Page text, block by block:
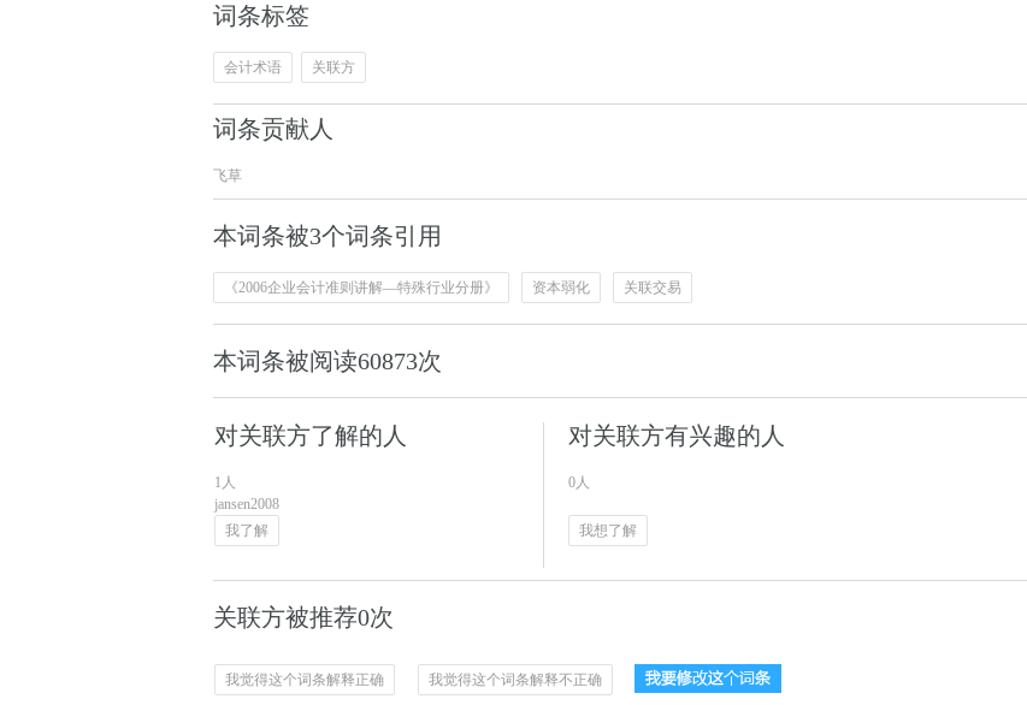
词条标签
会计术语 关联方
词条贡献人
飞草
本词条被3个词条引用
《2006企业会计准则讲解—特殊行业分册》 资本弱化 关联交易
本词条被阅读60873次
对关联方了解的人
1人
jansen2008
我了解
对关联方有兴趣的人
0人
我想了解
关联方被推荐0次
我觉得这个词条解释正确 我觉得这个词条解释不正确